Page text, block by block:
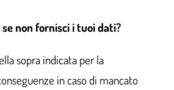
se non fornisci i tuoi dati?
sopra indicata per la
in caso di mancato